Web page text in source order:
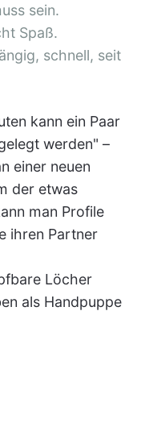
sein.
Spaß.
schnell, seit
kann ein Paar
werden" –
einer neuen
der etwas
man Profile
ihren Partner
Löcher
als Handpuppe